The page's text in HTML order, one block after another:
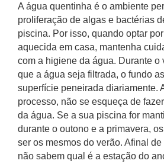
A água quentinha é o ambiente
proliferação de algas e bactérias
piscina. Por isso, quando optar
aquecida em casa, mantenha
com a higiene da água. Durante o
que a água seja filtrada, o fundo
superfície peneirada diariamente.
processo, não se esqueça de
da água. Se a sua piscina for
durante o outono e a primavera,
ser os mesmos do verão. Afinal
não sabem qual é a estação do